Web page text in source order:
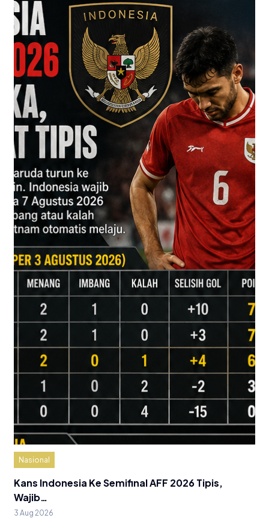
Nasional
Kans Indonesia Ke Semifinal AFF 2026 Tipis,
Wajib…
3 Aug 2026